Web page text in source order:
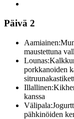
Päivä 2
Aamiainen:
maustettuna
Lounas:
porkkanoiden
Illallinen:
kanssa
Välipala:
pähkinöiden